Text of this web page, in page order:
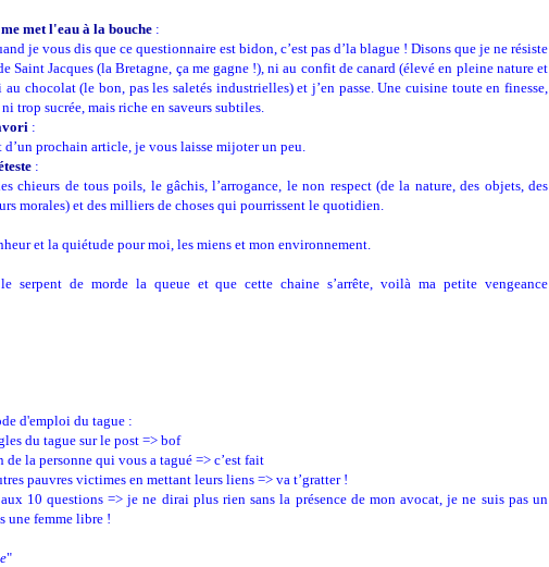
met l'eau à la bouche :
je vous dis que ce questionnaire est bidon, c’est pas d’la blague ! Disons que je ne résiste
Saint Jacques (la Bretagne, ça me gagne !), ni au confit de canard (élevé en pleine nature et
au chocolat (le bon, pas les saletés industrielles) et j’en passe. Une cuisine toute en finesse,
trop sucrée, mais riche en saveurs subtiles.
:
d’un prochain article, je vous laisse mijoter un peu.
:
chieurs de tous poils, le gâchis, l’arrogance, le non respect (de la nature, des objets, des
morales) et des milliers de choses qui pourrissent le quotidien.
et la quiétude pour moi, les miens et mon environnement.
serpent de morde la queue et que cette chaine s’arrête, voilà ma petite vengeance
d'emploi du tague :
du tague sur le post => bof
la personne qui vous a tagué => c’est fait
pauvres victimes en mettant leurs liens => va t’gratter !
10 questions => je ne dirai plus rien sans la présence de mon avocat, je ne suis pas un
une femme libre !
"